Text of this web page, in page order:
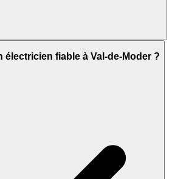
fiable à Val-de-Moder ?